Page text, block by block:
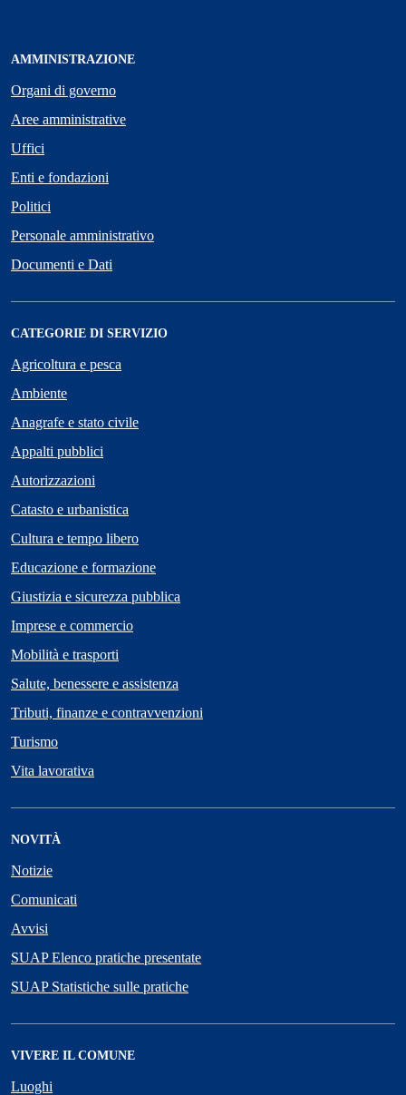
AMMINISTRAZIONE
Organi di governo
Aree amministrative
Uffici
Enti e fondazioni
Politici
Personale amministrativo
Documenti e Dati
CATEGORIE DI SERVIZIO
Agricoltura e pesca
Ambiente
Anagrafe e stato civile
Appalti pubblici
Autorizzazioni
Catasto e urbanistica
Cultura e tempo libero
Educazione e formazione
Giustizia e sicurezza pubblica
Imprese e commercio
Mobilità e trasporti
Salute, benessere e assistenza
Tributi, finanze e contravvenzioni
Turismo
Vita lavorativa
NOVITÀ
Notizie
Comunicati
Avvisi
SUAP Elenco pratiche presentate
SUAP Statistiche sulle pratiche
VIVERE IL COMUNE
Luoghi